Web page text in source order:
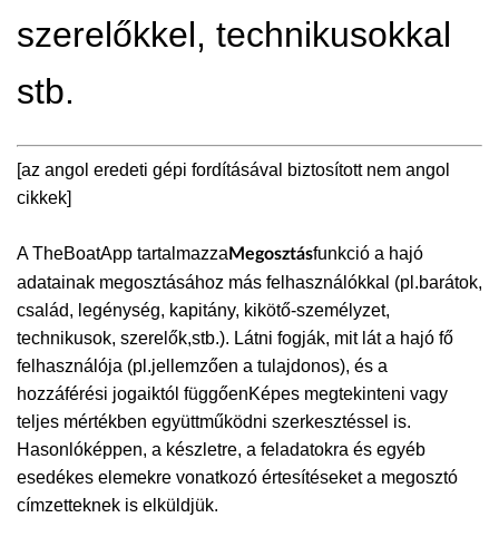
szerelőkkel, technikusokkal
stb.
[az angol eredeti gépi fordításával biztosított nem angol
cikkek]
A TheBoatApp tartalmazza Megosztásfunkció a hajó
adatainak megosztásához más felhasználókkal (pl.barátok,
család, legénység, kapitány, kikötő-személyzet,
technikusok, szerelők,stb.). Látni fogják, mit lát a hajó fő
felhasználója (pl.jellemzően a tulajdonos), és a
hozzáférési jogaiktól függőenKépes megtekinteni vagy
teljes mértékben együttműködni szerkesztéssel is.
Hasonlóképpen, a készletre, a feladatokra és egyéb
esedékes elemekre vonatkozó értesítéseket a megosztó
címzetteknek is elküldjük.